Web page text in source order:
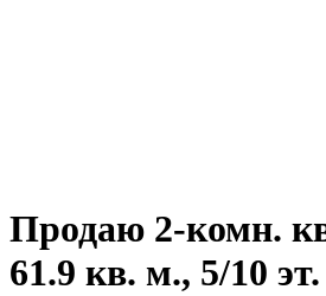
Продаю 2-комн.
61.9 кв. м., 5/10 эт.